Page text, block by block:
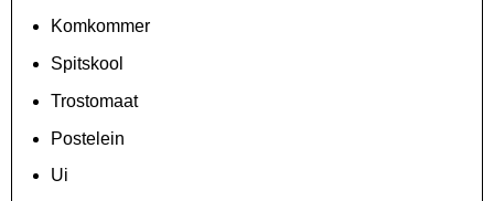
Komkommer
Spitskool
Trostomaat
Postelein
Ui